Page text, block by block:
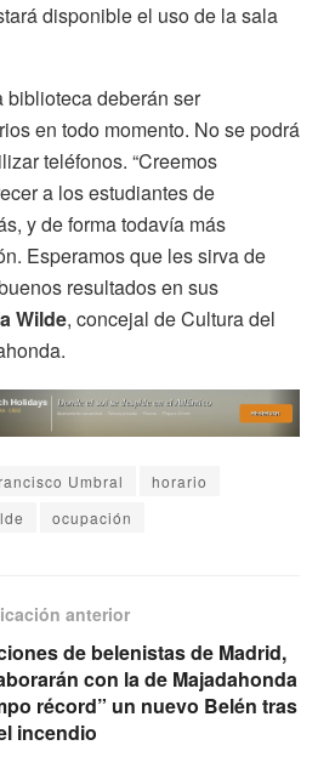
disponible el uso de la sala
biblioteca deberán ser
en todo momento. No se podrá
teléfonos. “Creemos
a los estudiantes de
y de forma todavía más
Esperamos que les sirva de
resultados en sus
Wilde, concejal de Cultura del
Umbral
horario
ocupación
anterior
de belenistas de Madrid,
con la de Majadahonda
récord” un nuevo Belén tras
incendio